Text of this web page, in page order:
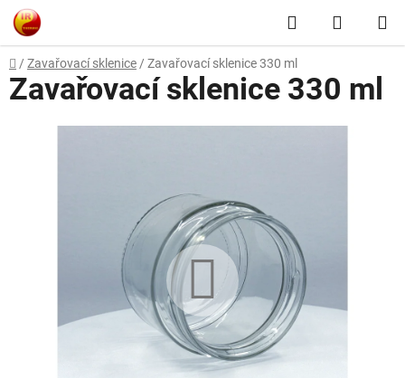
Přejít
na
obsah
Hledat
KOŠÍK
Domů
/ Zavařovací sklenice / Zavařovací sklenice 330 ml
Zavařovací sklenice 330 ml